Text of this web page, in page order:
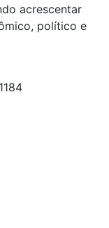
acrescentar
político e